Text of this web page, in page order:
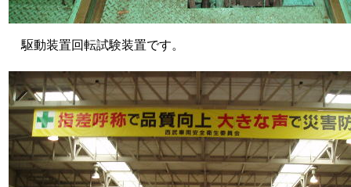
駆動装置回転試験装置です。